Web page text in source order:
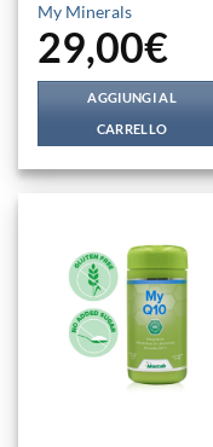
My Minerals
29,00€
AGGIUNGI AL
CARRELLO